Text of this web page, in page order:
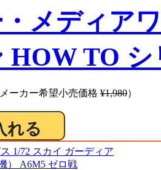
メディア
HOW TO シ
メーカー希望小売価格 ¥1,980）
1/72 スカイ ガーディア
） A6M5 ゼロ戦